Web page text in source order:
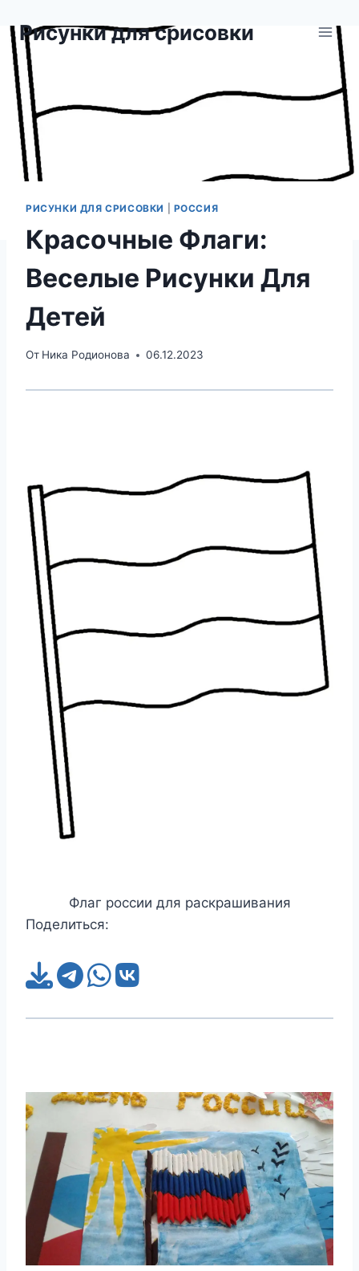
содержимому
Рисунки для срисовки
РИСУНКИ ДЛЯ СРИСОВКИ РОССИЯ
Красочные Флаги:
Веселые Рисунки Для
Детей
От Ника Родионова 06.12.2023
Флаг россии для раскрашивания
Поделиться: